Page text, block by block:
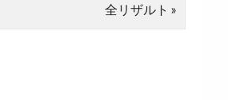
全リザルト »